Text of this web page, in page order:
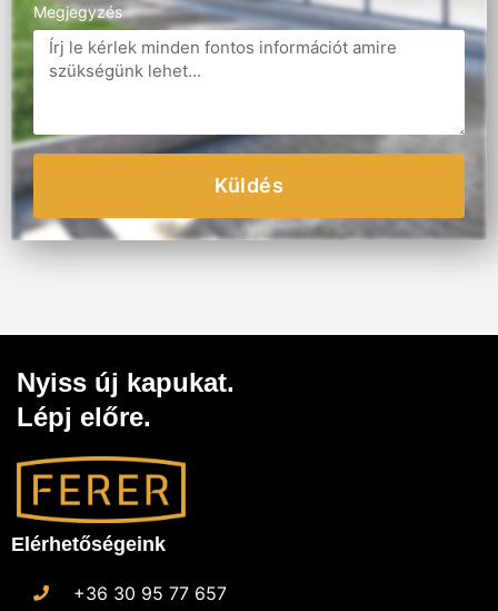
Megjegyzés
Küldés
Nyiss új kapukat.
Lépj előre.
Elérhetőségeink
+36 30 95 77 657